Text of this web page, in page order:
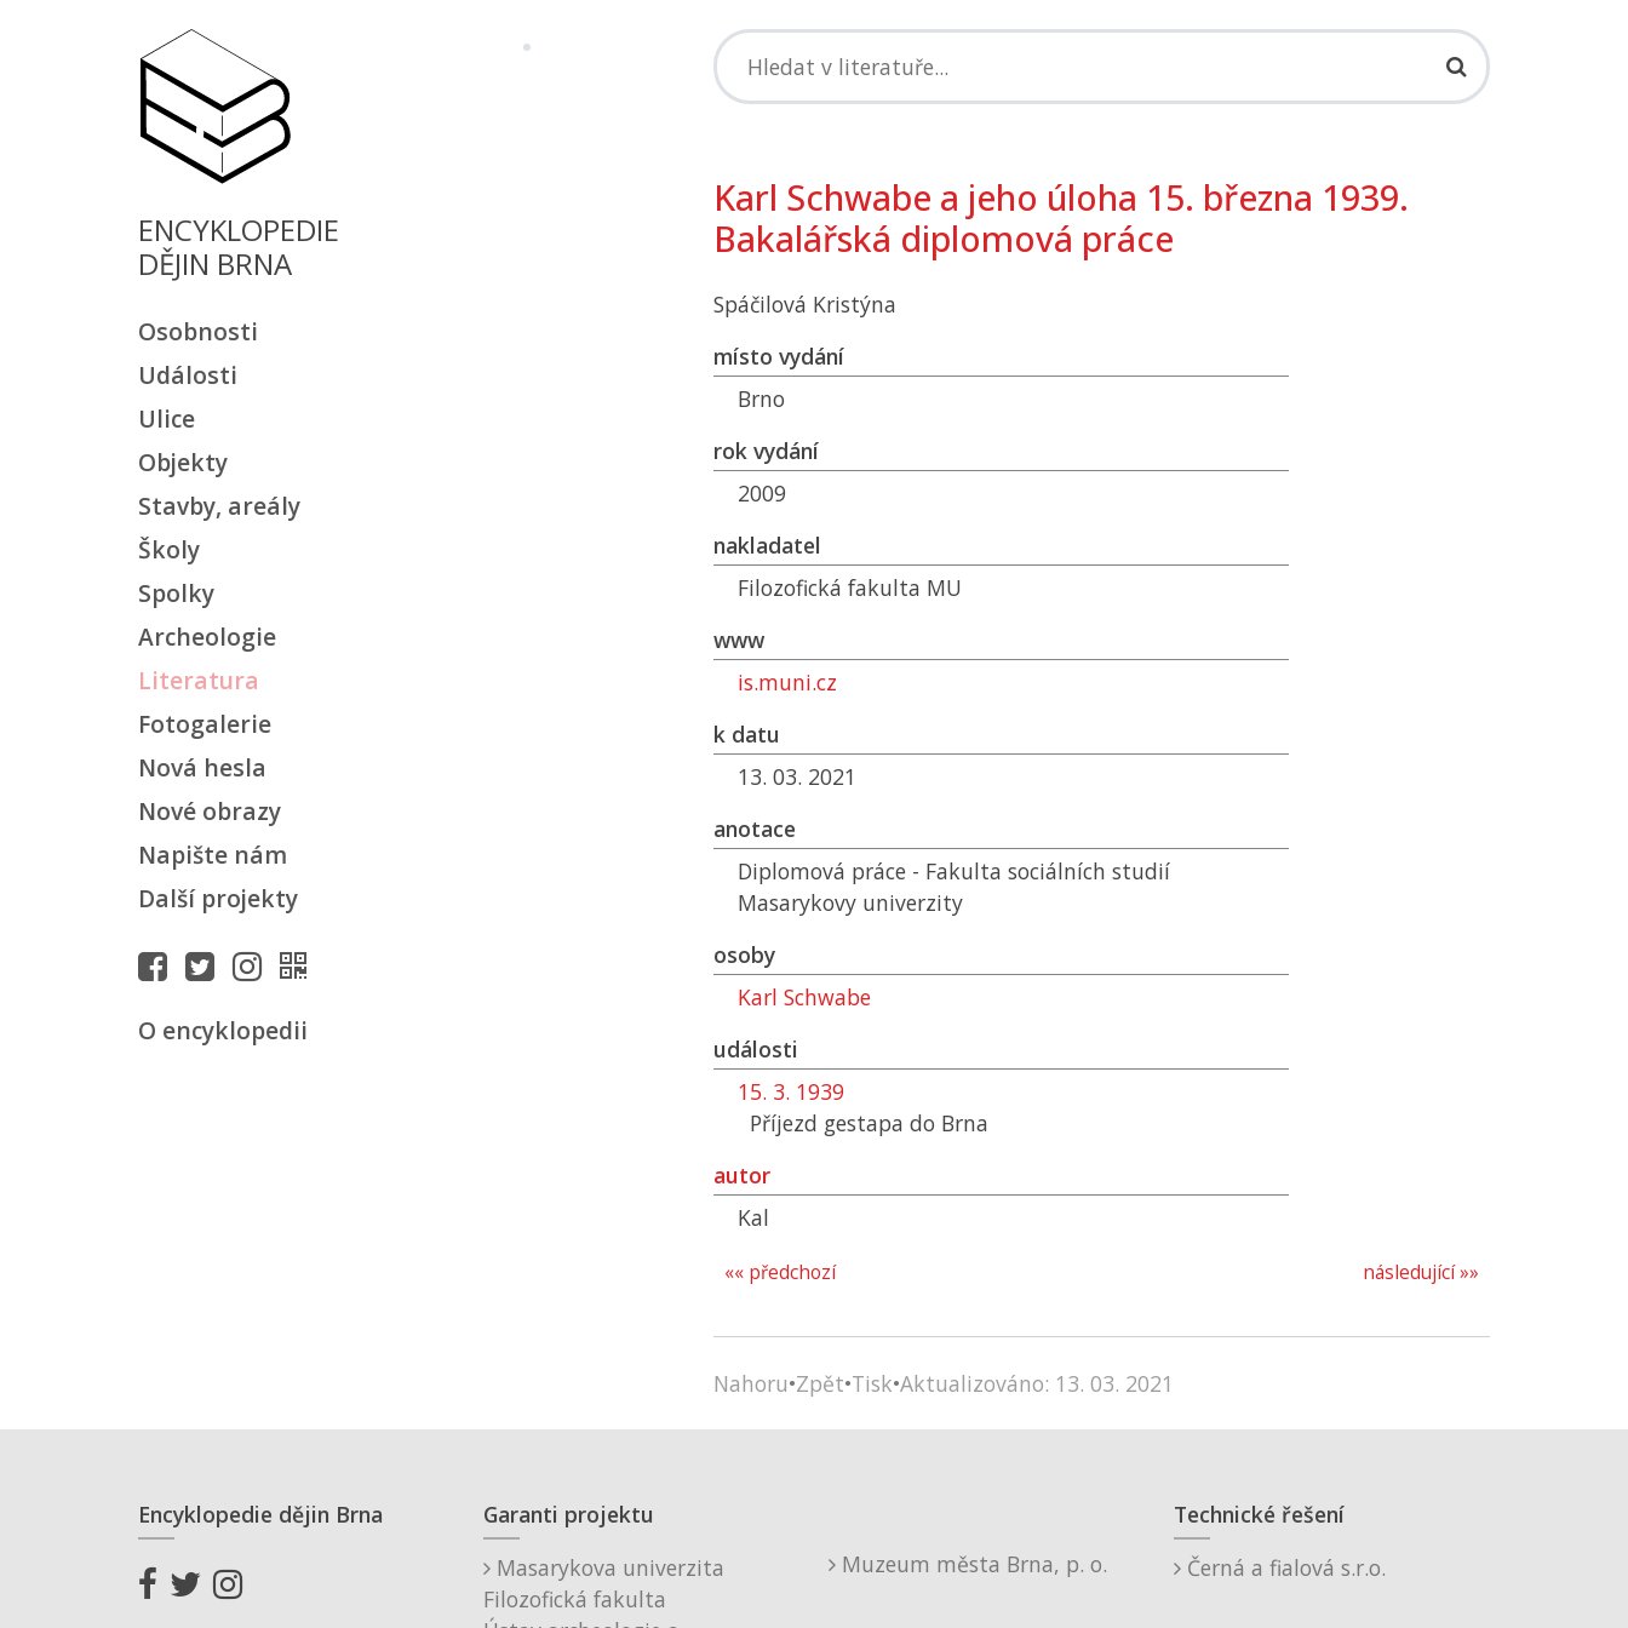
ENCYKLOPEDIE
DĚJIN BRNA
Osobnosti
Události
Ulice
Objekty
Stavby, areály
Školy
Spolky
Archeologie
Literatura
Fotogalerie
Nová hesla
Nové obrazy
Napište nám
Další projekty
O encyklopedii
Karl Schwabe a jeho úloha 15. března 1939.
Bakalářská diplomová práce
Spáčilová Kristýna
místo vydání
Brno
rok vydání
2009
nakladatel
Filozofická fakulta MU
www
is.muni.cz
k datu
13. 03. 2021
anotace
Diplomová práce - Fakulta sociálních studií
Masarykovy univerzity
osoby
Karl Schwabe
události
15. 3. 1939
Příjezd gestapa do Brna
autor
Kal
následující »»
«« předchozí
Nahoru•Zpět•Tisk•Aktualizováno: 13. 03. 2021
Encyklopedie dějin Brna
Garanti projektu
Masarykova univerzita
Filozofická fakulta
Muzeum města Brna, p. o.
Technické řešení
Černá a fialová s.r.o.